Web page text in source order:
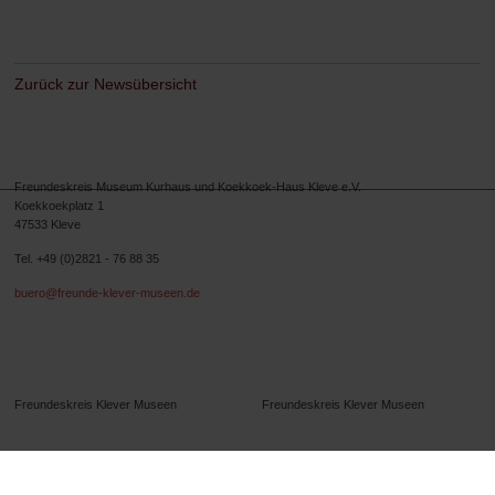
Zurück zur Newsübersicht
Freundeskreis Museum Kurhaus und Koekkoek-Haus Kleve e.V.
Koekkoekplatz 1
47533 Kleve
Tel. +49 (0)2821 - 76 88 35
buero@freunde-klever-museen.de
Freundeskreis Klever Museen Freundeskreis Klever Museen